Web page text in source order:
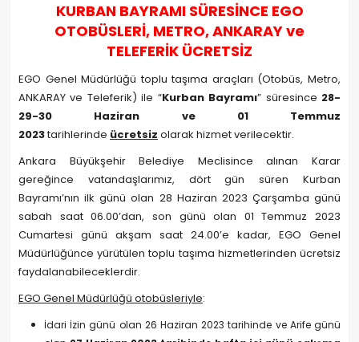
KURBAN BAYRAMI SÜRESİNCE EGO
OTOBÜSLERİ, METRO, ANKARAY ve
TELEFERİK ÜCRETSİZ
EGO Genel Müdürlüğü toplu taşıma araçları (Otobüs, Metro,
ANKARAY ve Teleferik) ile “Kurban Bayramı” süresince 28-
29-30 Haziran ve 01 Temmuz
2023tarihlerinde ücretsiz olarak hizmet verilecektir.
Ankara Büyükşehir Belediye Meclisince alınan Karar
gereğince vatandaşlarımız, dört gün süren Kurban
Bayramı’nın ilk günü olan 28 Haziran 2023 Çarşamba günü
sabah saat 06.00’dan, son günü olan 01 Temmuz 2023
Cumartesi günü akşam saat 24.00’e kadar, EGO Genel
Müdürlüğünce yürütülen toplu taşıma hizmetlerinden ücretsiz
faydalanabileceklerdir.
EGO Genel Müdürlüğü otobüsleriyle:
İdari İzin günü olan 26 Haziran 2023 tarihinde ve Arife günü